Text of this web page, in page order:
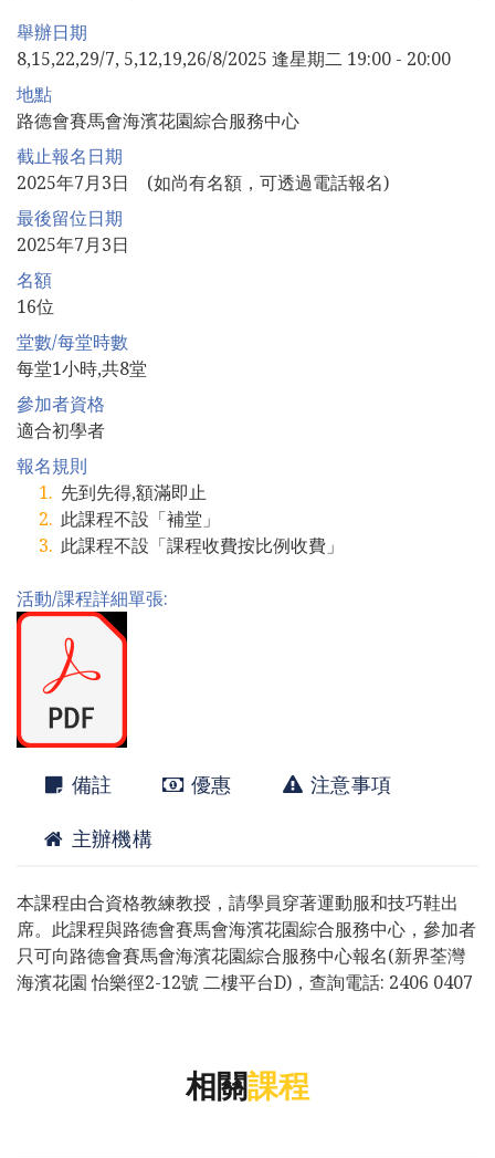
舉辦日期
8,15,22,29/7, 5,12,19,26/8/2025 逢星期二 19:00 - 20:00
地點
路德會賽馬會海濱花園綜合服務中心
截止報名日期
2025年7月3日 (如尚有名額，可透過電話報名)
最後留位日期
2025年7月3日
名額
16位
堂數/每堂時數
每堂1小時,共8堂
參加者資格
適合初學者
報名規則
先到先得,額滿即止
此課程不設「補堂」
此課程不設「課程收費按比例收費」
活動/課程詳細單張:
備註 優惠 注意事項
主辦機構
本課程由合資格教練教授，請學員穿著運動服和技巧鞋出
席。此課程與路德會賽馬會海濱花園綜合服務中心，參加者
只可向路德會賽馬會海濱花園綜合服務中心報名(新界荃灣
海濱花園 怡樂徑2-12號 二樓平台D)，查詢電話: 2406 0407
相關課程